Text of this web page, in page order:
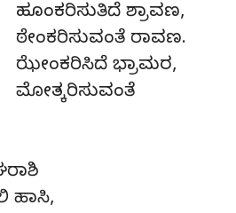
ಹೂಂಕರಿಸುತಿದೆ ಶ್ರಾವಣ,
ಠೇಂಕರಿಸುವಂತೆ ರಾವಣ.
ಝೇಂಕರಿಸಿದೆ ಭ್ರಾಮರ,
ಮೋತ್ಕರಿಸುವಂತೆ
ಹಾಸಿ,